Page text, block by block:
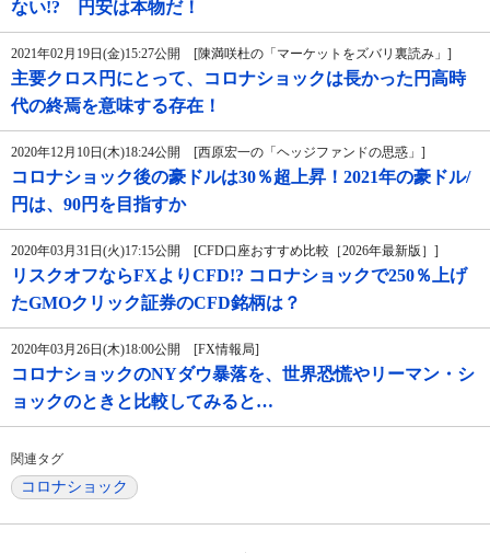
ない!? 円安は本物だ！
2021年02月19日(金)15:27公開 [陳満咲杜の「マーケットをズバリ裏読み」]
主要クロス円にとって、コロナショックは長かった円高時
代の終焉を意味する存在！
2020年12月10日(木)18:24公開 [西原宏一の「ヘッジファンドの思惑」]
コロナショック後の豪ドルは30％超上昇！2021年の豪ドル/
円は、90円を目指すか
2020年03月31日(火)17:15公開 [CFD口座おすすめ比較［2026年最新版］]
リスクオフならFXよりCFD!? コロナショックで250％上げ
たGMOクリック証券のCFD銘柄は？
2020年03月26日(木)18:00公開 [FX情報局]
コロナショックのNYダウ暴落を、世界恐慌やリーマン・シ
ョックのときと比較してみると…
関連タグ
コロナショック